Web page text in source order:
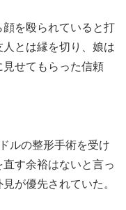
を殴られていると打
とは縁を切り、娘は
せてもらった信頼
ルの整形手術を受け
す余裕はないと言っ
が優先されていた。